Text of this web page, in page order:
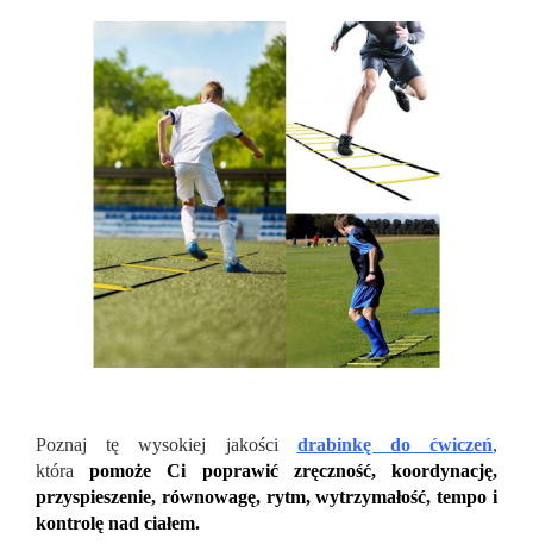
Poznaj tę wysokiej jakości drabinkę do ćwiczeń,
która
pomoże Ci poprawić zręczność, koordynację,
przyspieszenie, równowagę, rytm, wytrzymałość, tempo i
kontrolę nad ciałem.